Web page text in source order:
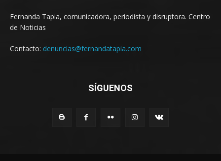
Fernanda Tapia, comunicadora, periodista y disruptora. Centro
de Noticias
Contacto: denuncias@fernandatapia.com
SÍGUENOS